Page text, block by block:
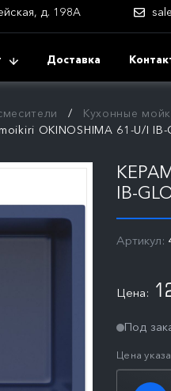
д. 198А
Доставка
Кухонные
OKINOSHIMA 61-U/I IB-
IB-
Артикул:
Цена:
Под
Цена